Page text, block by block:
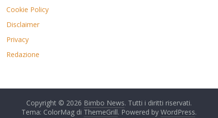
Cookie Policy
Disclaimer
Privacy
Redazione
Copyright © 2026 Bimbo News. Tutti i diritti riservati.
Tema: ColorMag di ThemeGrill. Powered by WordPress.